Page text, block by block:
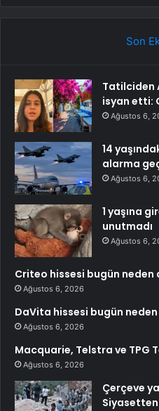
Son
Tatilciden
isyan etti:
Ağustos 6,
14
alarma
Ağustos 6,
1 yaşına
unutmadı
Ağustos 6,
Criteo hissesi bugün neden
Ağustos 6, 2026
DaVita hissesi bugün
Ağustos 6, 2026
Macquarie, Telstra ve TPG
Ağustos 6, 2026
Çerçeve